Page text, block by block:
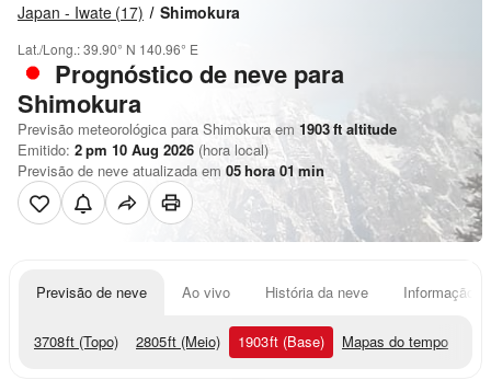
Japan - Iwate (17) Shimokura
Lat./Long.:39.90° N 140.96° E
Prognóstico de neve para
Shimokura
Previsão meteorológica para Shimokura em 1903ft altitude
Emitido: 2 pm 10 Aug 2026 (hora local)
Previsão de neve atualizada em 05hora01 min
Previsão de neve Ao vivo História da neve Informação
3708ft (Topo) 2805ft (Meio) 1903ft (Base) Mapas do tempo